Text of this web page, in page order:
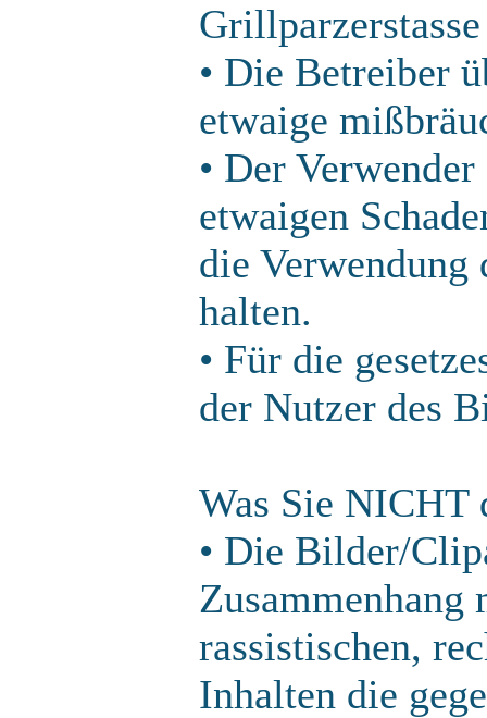
• Die Betreiber
etwaige
• Der
etwaigen
die Verwendung
halten.
• Für die
der Nutzer des
Was Sie NICHT
• Die Bilder/
Zusammenhang
rassistischen,
Inhalten die